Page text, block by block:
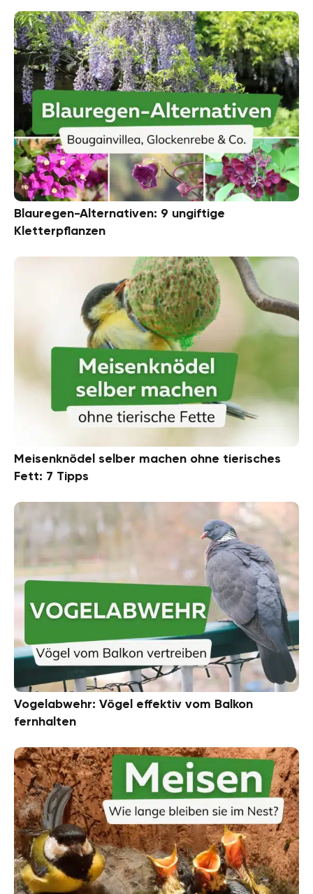
Blauregen-Alternativen: 9 ungiftige
Kletterpflanzen
Meisenknödel selber machen ohne tierisches
Fett: 7 Tipps
Vogelabwehr: Vögel effektiv vom Balkon
fernhalten